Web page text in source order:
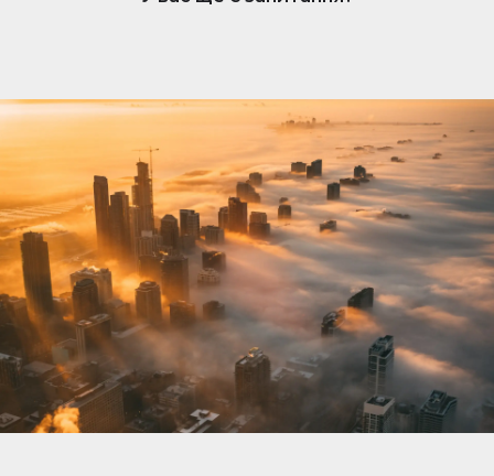
нерухомості. Коли вам подобається оголошення,
Щоб відповісти та зв’язатися з потенційними
покупцями чи орендарями, переконайтеся, що
ваша підписка активна.